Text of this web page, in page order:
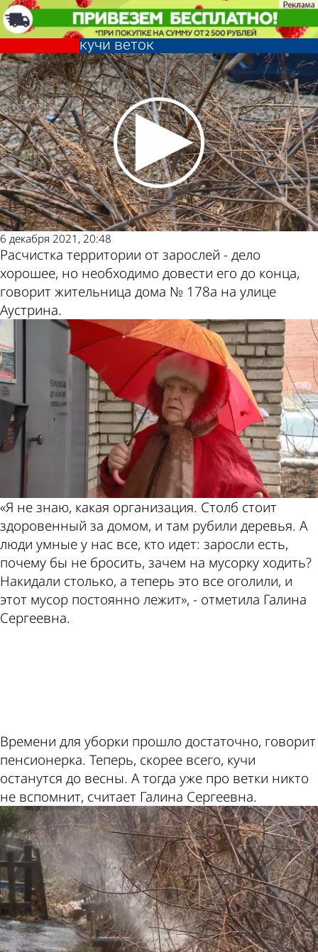
На улице Аустрина после
расчистки зарослей остались
кучи веток
Из жизни
6 декабря 2021, 20:48
Расчистка территории от зарослей - дело
хорошее, но необходимо довести его до конца,
говорит жительница дома № 178а на улице
Аустрина.
«Я не знаю, какая организация. Столб стоит
здоровенный за домом, и там рубили деревья. А
люди умные у нас все, кто идет: заросли есть,
почему бы не бросить, зачем на мусорку ходить?
Накидали столько, а теперь это все оголили, и
этот мусор постоянно лежит», - отметила Галина
Сергеевна.
Времени для уборки прошло достаточно, говорит
пенсионерка. Теперь, скорее всего, кучи
останутся до весны. А тогда уже про ветки никто
не вспомнит, считает Галина Сергеевна.
На улице Аустрина после
расчистки зарослей остались
кучи веток
Другие
новости по
теме
Погода и
курсы
валют в
Пензе